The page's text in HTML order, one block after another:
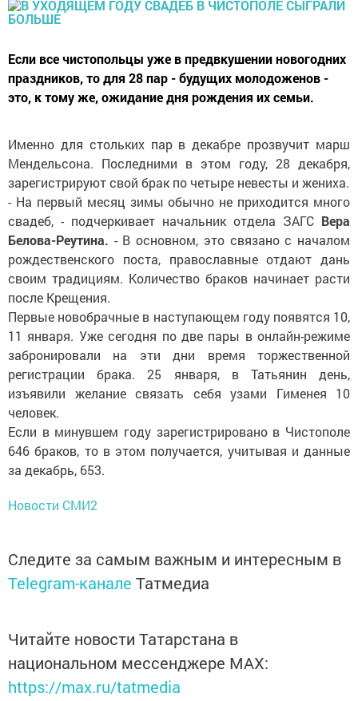
Если все чистопольцы уже в предвкушении новогодних
праздников, то для 28 пар - будущих молодоженов -
это, к тому же, ожидание дня рождения их семьи.
Именно для стольких пар в декабре прозвучит марш
Мендельсона. Последними в этом году, 28 декабря,
зарегистрируют свой брак по четыре невесты и жениха.
- На первый месяц зимы обычно не приходится много
свадеб, - подчеркивает начальник отдела ЗАГС Вера
Белова-Реутина. - В основном, это связано с началом
рождественского поста, православные отдают дань
своим традициям. Количество браков начинает расти
после Крещения.
Первые новобрачные в наступающем году появятся 10,
11 января. Уже сегодня по две пары в онлайн-режиме
забронировали на эти дни время торжественной
регистрации брака. 25 января, в Татьянин день,
изъявили желание связать себя узами Гименея 10
человек.
Если в минувшем году зарегистрировано в Чистополе
646 браков, то в этом получается, учитывая и данные
за декабрь, 653.
Новости СМИ2
Следите за самым важным и интересным в
Telegram-канале Татмедиа
Читайте новости Татарстана в
национальном мессенджере MАХ:
https://max.ru/tatmedia